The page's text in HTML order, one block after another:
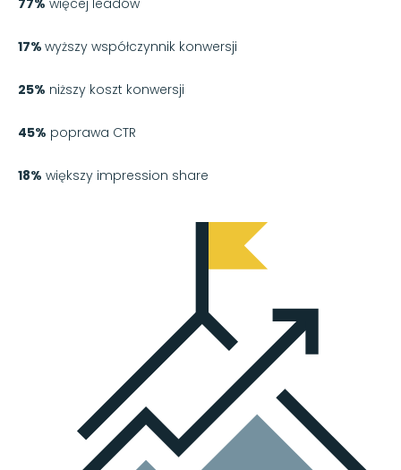
17% wyższy współczynnik konwersji
25% niższy koszt konwersji
45% poprawa CTR
18% większy impression share